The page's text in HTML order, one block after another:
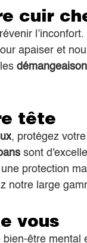
cuir
apaiser et
tête
, protégez
sont
protection
notre large
vous
être